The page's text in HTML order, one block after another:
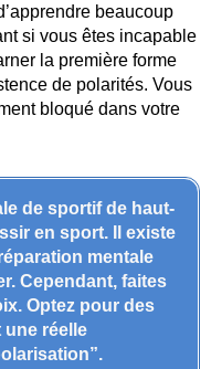
beaucoup
si vous êtes incapable
la première forme
de polarités. Vous
bloqué dans votre
de sportif de haut-
en sport. Il existe
mentale
Cependant, faites
Optez pour des
réelle